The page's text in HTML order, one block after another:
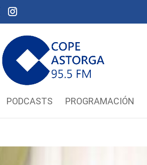
PODCASTS PROGRAMACIÓN